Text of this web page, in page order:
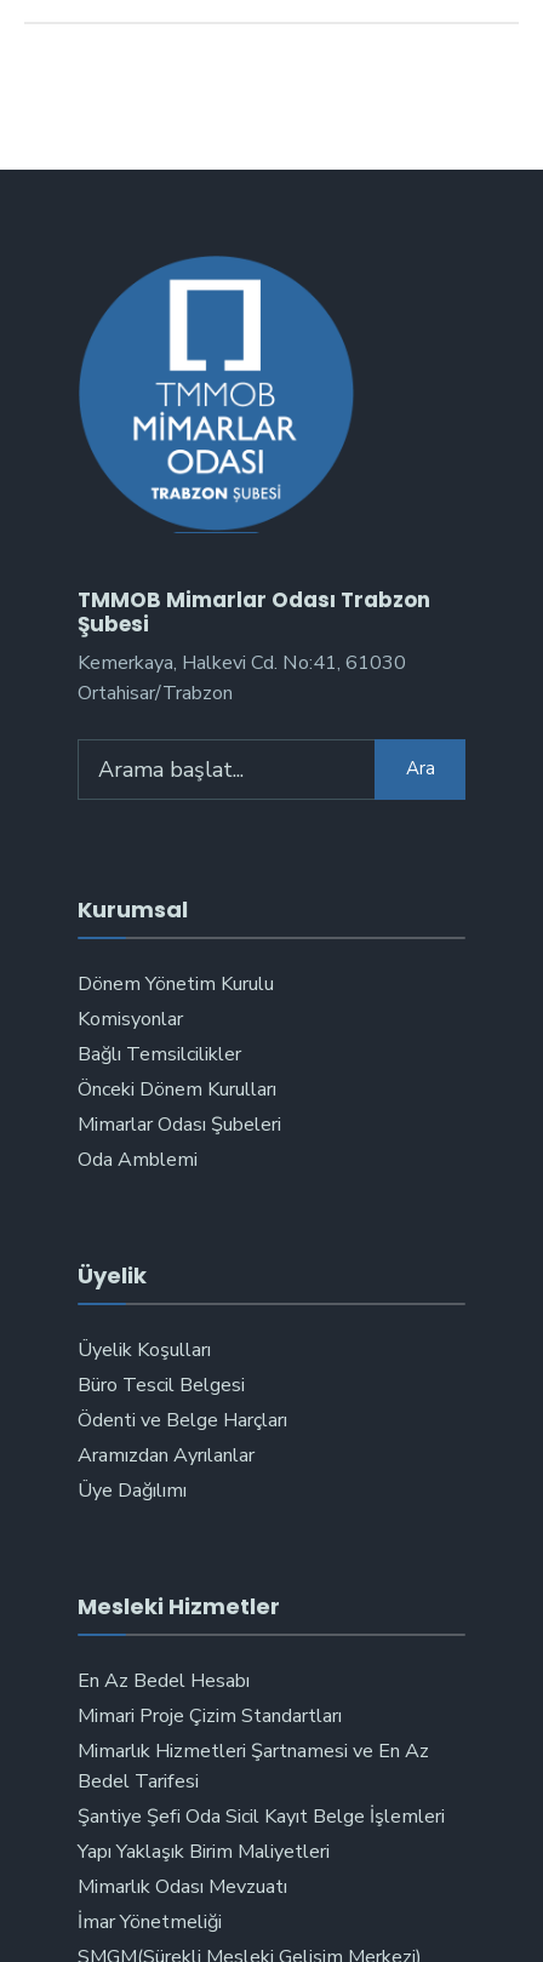
TMMOB Mimarlar Odası Trabzon
Şubesi
Kemerkaya, Halkevi Cd. No:41, 61030
Ortahisar/Trabzon
Ara
Kurumsal
Dönem Yönetim Kurulu
Komisyonlar
Bağlı Temsilcilikler
Önceki Dönem Kurulları
Mimarlar Odası Şubeleri
Oda Amblemi
Üyelik
Üyelik Koşulları
Büro Tescil Belgesi
Ödenti ve Belge Harçları
Aramızdan Ayrılanlar
Üye Dağılımı
Mesleki Hizmetler
En Az Bedel Hesabı
Mimari Proje Çizim Standartları
Mimarlık Hizmetleri Şartnamesi ve En Az
Bedel Tarifesi
Şantiye Şefi Oda Sicil Kayıt Belge İşlemleri
Yapı Yaklaşık Birim Maliyetleri
Mimarlık Odası Mevzuatı
İmar Yönetmeliği